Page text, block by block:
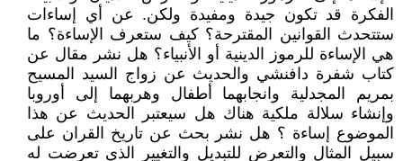
الفكرة قد تكون جيدة ومفيدة ولكن. عن أي إساءات
ستتحدث القوانين المقترحة؟ كيف ستعرف الإساءة؟ ما
هي الإساءة للرموز الدينية أو الأنبياء؟ هل نشر مقال عن
كتاب شفرة دافنشي والحديث عن زواج السيد المسيح
بمريم المجدلية وانجابهما أطفال وهربهما إلى أوروبا
وإنشاء سلالة ملكية هناك هل سيعتبر الحديث عن هذا
الموضوع إساءة ؟ هل نشر بحث عن تاريخ القران على
سبيل المثال والتعرض للتبديل والتغيير الذي تعرضت له